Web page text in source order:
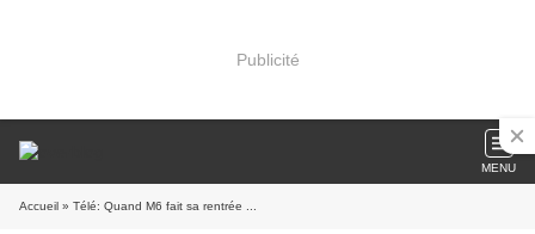
Publicité
MENU
Accueil » Télé: Quand M6 fait sa rentrée ...